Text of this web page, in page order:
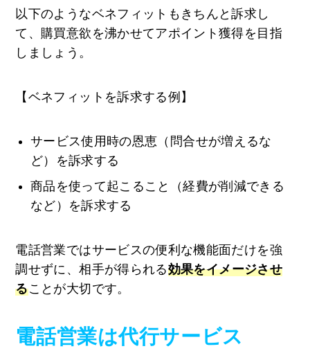
以下のようなベネフィットもきちんと訴求し
て、購買意欲を沸かせてアポイント獲得を目指
しましょう。
【ベネフィットを訴求する例】
サービス使用時の恩恵（問合せが増えるな
ど）を訴求する
商品を使って起こること（経費が削減できる
など）を訴求する
電話営業ではサービスの便利な機能面だけを強
調せずに、相手が得られる効果をイメージさせ
ることが大切です。
電話営業は代行サービス